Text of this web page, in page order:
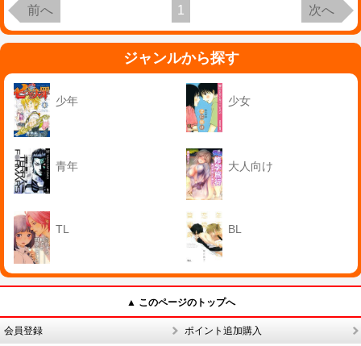
前へ 1 次へ
ジャンルから探す
少年 少女
青年 大人向け
TL BL
▲ このページのトップへ
会員登録 ポイント追加購入